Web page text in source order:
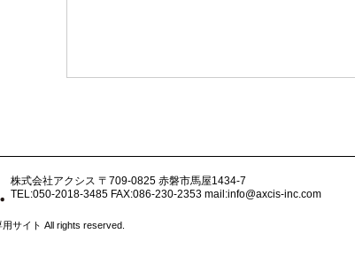
株式会社アクシス 〒709-0825 赤磐市馬屋1434-7
TEL:050-2018-3485 FAX:086-230-2353 mail:info@axcis-inc.com
サイト All rights reserved.